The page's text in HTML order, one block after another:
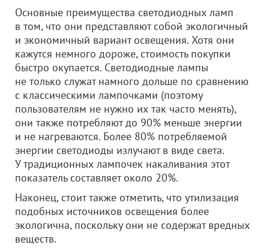
Основные преимущества светодиодных ламп
в том, что они представляют собой экологичный
и экономичный вариант освещения. Хотя они
кажутся немного дороже, стоимость покупки
быстро окупается. Светодиодные лампы
не только служат намного дольше по сравнению
с классическими лампочками (поэтому
пользователям не нужно их так часто менять),
они также потребляют до 90% меньше энергии
и не нагреваются. Более 80% потребляемой
энергии светодиоды излучают в виде света.
У традиционных лампочек накаливания этот
показатель составляет около 20%.
Наконец, стоит также отметить, что утилизация
подобных источников освещения более
экологична, поскольку они не содержат вредных
веществ.